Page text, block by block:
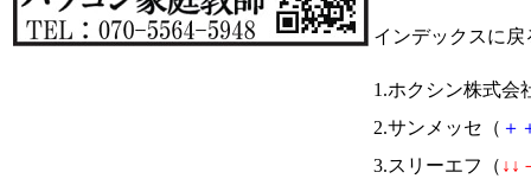
インデックスに戻
1.ホクシン株式会
2.サンメッセ（ ＋
3.スリーエフ（ ↓ ↓